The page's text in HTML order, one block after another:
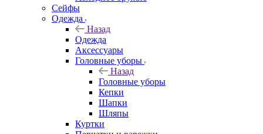
Сейфы
Одежда
Назад
Одежда
Аксессуары
Головные уборы
Назад
Головные уборы
Кепки
Шапки
Шляпы
Куртки